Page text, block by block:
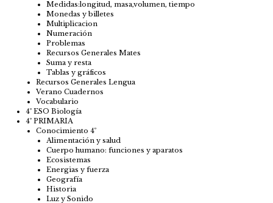
Medidas:longitud, masa,volumen, tiempo
Monedas y billetes
Multiplicacion
Numeración
Problemas
Recursos Generales Mates
Suma y resta
Tablas y gráficos
Recursos Generales Lengua
Verano Cuadernos
Vocabulario
4º ESO Biología
4º PRIMARIA
Conocimiento 4º
Alimentación y salud
Cuerpo humano: funciones y aparatos
Ecosistemas
Energias y fuerza
Geografía
Historia
Luz y Sonido